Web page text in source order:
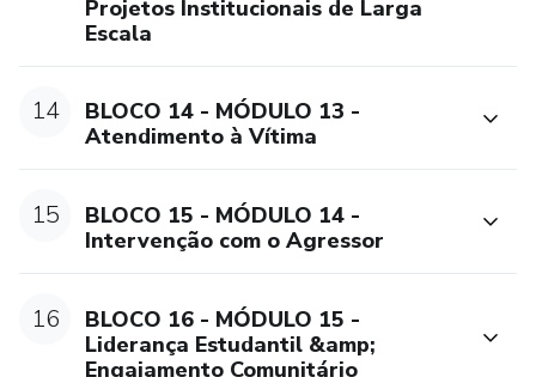
Projetos Institucionais de Larga
Escala
14
BLOCO 14 - MÓDULO 13 -
Atendimento à Vítima
15
BLOCO 15 - MÓDULO 14 -
Intervenção com o Agressor
16
BLOCO 16 - MÓDULO 15 -
Liderança Estudantil &amp;
Engajamento Comunitário